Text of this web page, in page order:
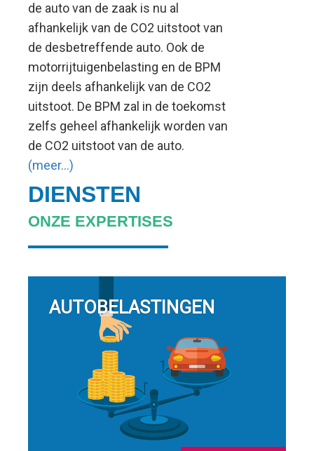
de auto van de zaak is nu al
afhankelijk van de CO2 uitstoot van
de desbetreffende auto. Ook de
motorrijtuigenbelasting en de BPM
zijn deels afhankelijk van de CO2
uitstoot. De BPM zal in de toekomst
zelfs geheel afhankelijk worden van
de CO2 uitstoot van de auto.
(meer…)
DIENSTEN
ONZE EXPERTISES
AUTOBELASTINGEN